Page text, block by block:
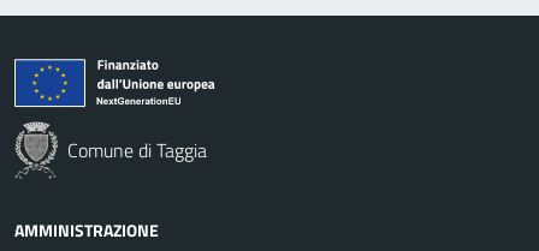
Comune di Taggia
AMMINISTRAZIONE